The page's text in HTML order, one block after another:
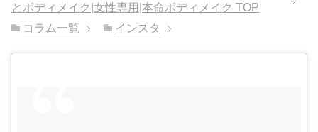
とボディメイク|女性専用|本命ボディメイク TOP
コラム一覧
インスタ